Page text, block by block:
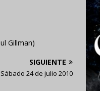
Gillman)
SIGUIENTE
Sábado 24 de julio 2010